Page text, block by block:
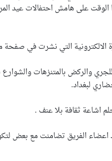
الوقت على هامش احتفالات عيد
والركض بالمتنزهات
لبغداد.
اشاعة ثقافة بلا عنف .
الفريق تضامنت مع بعض